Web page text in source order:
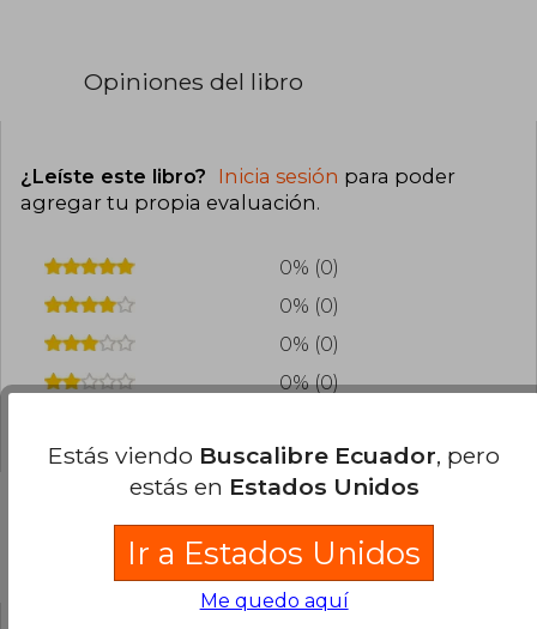
Opiniones del libro
¿Leíste este libro? Inicia sesión para poder
agregar tu propia evaluación.
0% (0)
0% (0)
0% (0)
0% (0)
Preguntas frecuentes sobre el libro
Estás viendo Buscalibre Ecuador, pero
estás en Estados Unidos
Ir a Estados Unidos
Me quedo aquí